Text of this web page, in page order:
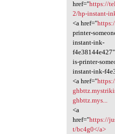
href="https://
2/hp-instant-
<a href="
printer-
instant-ink-
is-printer-
instant-ink-
<a href="
ghbttz.mys...
<a
href="https://
t/bc4g0</a>